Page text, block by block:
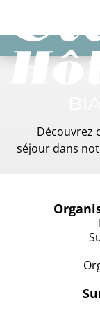
Découvrez
séjour dans